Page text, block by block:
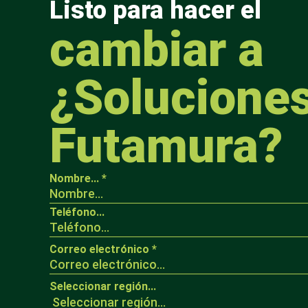
Listo para hacer el
cambiar a
Futamura?
Nombre... *
Teléfono...
Teléfono...
Acuerdo de
maquetación
Correo electrónico *
Seleccionar región...